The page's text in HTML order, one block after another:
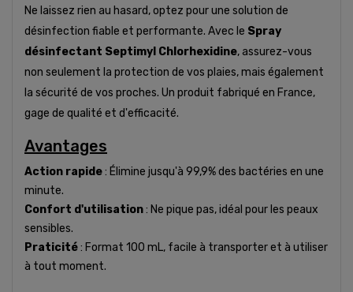
Ne laissez rien au hasard, optez pour une solution de
désinfection fiable et performante. Avec le Spray
désinfectant Septimyl Chlorhexidine, assurez-vous
non seulement la protection de vos plaies, mais également
la sécurité de vos proches. Un produit fabriqué en France,
gage de qualité et d'efficacité.
Avantages
Action rapide: Élimine jusqu'à 99,9% des bactéries en une
minute.
Confort d'utilisation: Ne pique pas, idéal pour les peaux
sensibles.
Praticité: Format 100 mL, facile à transporter et à utiliser
à tout moment.